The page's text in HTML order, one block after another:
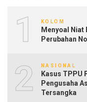
1 KOLOM
Menyoal Niat
Perubahan
2 NASIONAL
Kasus TPPU
Pengusaha
Tersangka